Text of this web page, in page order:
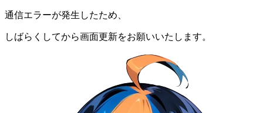
通信エラーが発生したため、
しばらくしてから画面更新をお願いいたします。